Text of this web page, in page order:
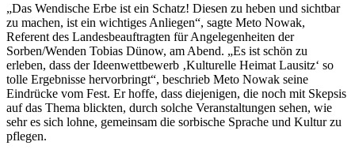
„Das Wendische Erbe ist ein Schatz! Diesen zu heben und sichtbar
zu machen, ist ein wichtiges Anliegen“, sagte Meto Nowak,
Referent des Landesbeauftragten für Angelegenheiten der
Sorben/Wenden Tobias Dünow, am Abend. „Es ist schön zu
erleben, dass der Ideenwettbewerb ‚Kulturelle Heimat Lausitz‘ so
tolle Ergebnisse hervorbringt“, beschrieb Meto Nowak seine
Eindrücke vom Fest. Er hoffe, dass diejenigen, die noch mit Skepsis
auf das Thema blickten, durch solche Veranstaltungen sehen, wie
sehr es sich lohne, gemeinsam die sorbische Sprache und Kultur zu
pflegen.